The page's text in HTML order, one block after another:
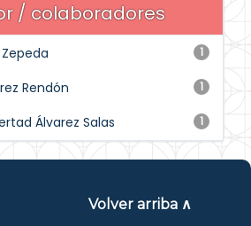
/ colaboradores
1
1
Rendón
1
Álvarez Salas
Volver arriba ∧